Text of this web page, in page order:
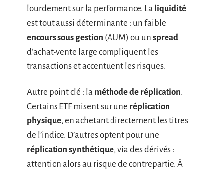
lourdement sur la performance. La liquidité
est tout aussi déterminante : un faible
encours sous gestion (AUM) ou un spread
d’achat-vente large compliquent les
transactions et accentuent les risques.
Autre point clé : la méthode de réplication.
Certains ETF misent sur une réplication
physique, en achetant directement les titres
de l’indice. D’autres optent pour une
réplication synthétique, via des dérivés :
attention alors au risque de contrepartie. À